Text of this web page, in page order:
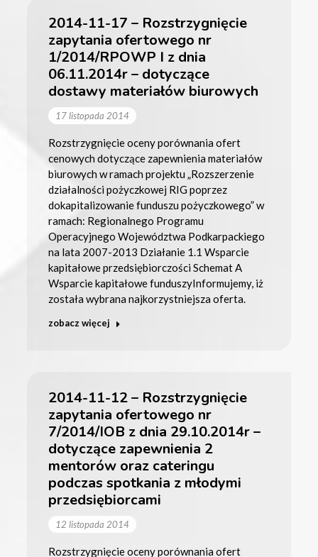
2014-11-17 – Rozstrzygnięcie
zapytania ofertowego nr
1/2014/RPOWP I z dnia
06.11.2014r – dotyczące
dostawy materiałów biurowych
17 listopada 2014
Rozstrzygnięcie oceny porównania ofert
cenowych dotyczące zapewnienia materiałów
biurowych w ramach projektu „Rozszerzenie
działalności pożyczkowej RIG poprzez
dokapitalizowanie funduszu pożyczkowego” w
ramach: Regionalnego Programu
Operacyjnego Województwa Podkarpackiego
na lata 2007-2013 Działanie 1.1 Wsparcie
kapitałowe przedsiębiorczości Schemat A
Wsparcie kapitałowe funduszyInformujemy, iż
została wybrana najkorzystniejsza oferta.
zobacz więcej
2014-11-12 – Rozstrzygnięcie
zapytania ofertowego nr
7/2014/IOB z dnia 29.10.2014r –
dotyczące zapewnienia 2
mentorów oraz cateringu
podczas spotkania z młodymi
przedsiębiorcami
12 listopada 2014
Rozstrzygnięcie oceny porównania ofert